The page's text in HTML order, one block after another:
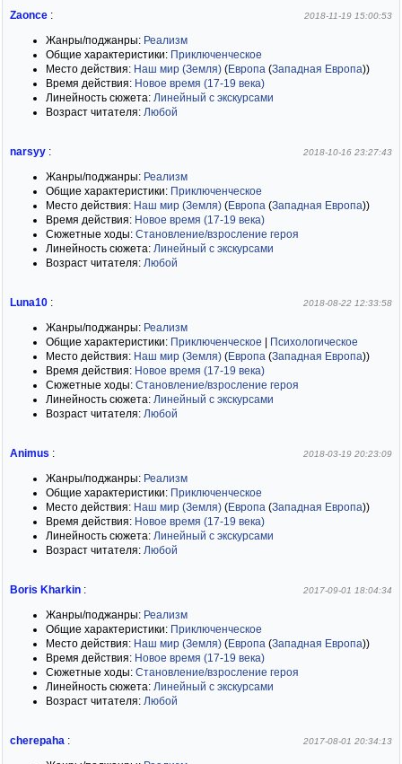
Zaonce : 2018-11-19 15:00:53
Жанры/поджанры: Реализм
Общие характеристики: Приключенческое
Место действия: Наш мир (Земля) (Европа (Западная Европа))
Время действия: Новое время (17-19 века)
Линейность сюжета: Линейный с экскурсами
Возраст читателя: Любой
narsyy : 2018-10-16 23:27:43
Жанры/поджанры: Реализм
Общие характеристики: Приключенческое
Место действия: Наш мир (Земля) (Европа (Западная Европа))
Время действия: Новое время (17-19 века)
Сюжетные ходы: Становление/взросление героя
Линейность сюжета: Линейный с экскурсами
Возраст читателя: Любой
Luna10 : 2018-08-22 12:33:58
Жанры/поджанры: Реализм
Общие характеристики: Приключенческое
Психологическое
Место действия: Наш мир (Земля) (Европа (Западная Европа))
Время действия: Новое время (17-19 века)
Сюжетные ходы: Становление/взросление героя
Линейность сюжета: Линейный с экскурсами
Возраст читателя: Любой
Animus : 2018-03-19 20:23:09
Жанры/поджанры: Реализм
Общие характеристики: Приключенческое
Место действия: Наш мир (Земля) (Европа (Западная Европа))
Время действия: Новое время (17-19 века)
Линейность сюжета: Линейный с экскурсами
Возраст читателя: Любой
Boris Kharkin : 2017-09-01 18:04:34
Жанры/поджанры: Реализм
Общие характеристики: Приключенческое
Место действия: Наш мир (Земля) (Европа (Западная Европа))
Время действия: Новое время (17-19 века)
Сюжетные ходы: Становление/взросление героя
Линейность сюжета: Линейный с экскурсами
Возраст читателя: Любой
cherepaha : 2017-08-01 20:34:13